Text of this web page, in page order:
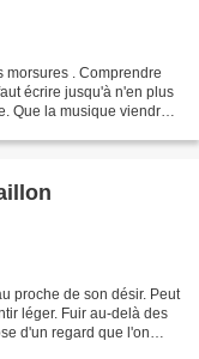
morsures . Comprendre
écrire jusqu'à n'en plus
Que la musique viendra
proche de son désir. Peut
léger. Fuir au-delà des
d'un regard que l'on